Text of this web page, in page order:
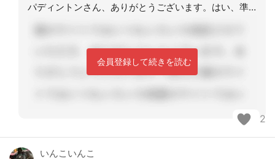
パディントンさん、ありがとうございます。はい、準備は進めているところです。それで
会員登録して続きを読む
2
いんこいんこ